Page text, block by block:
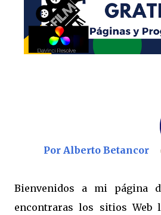
Por Alberto Betancor
Bienvenidos a mi página
encontraras los sitios Web